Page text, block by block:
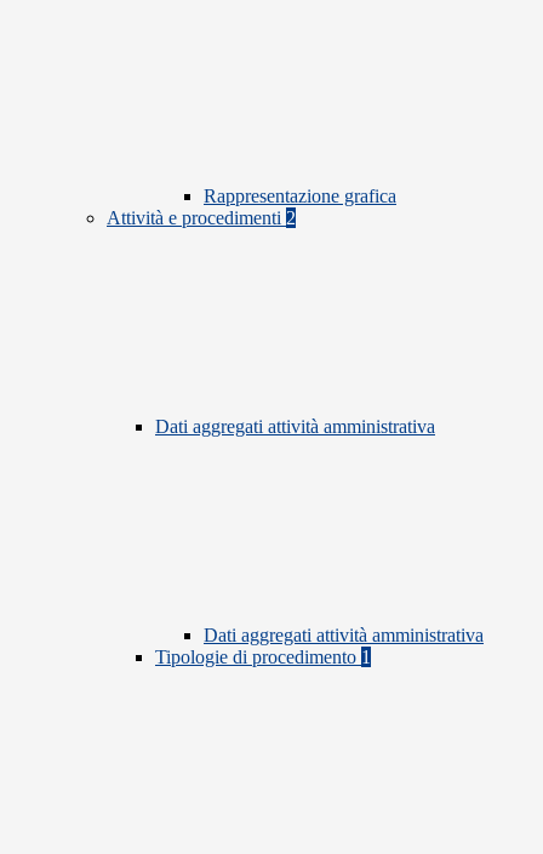
Rappresentazione grafica
Attività e procedimenti 2
Dati aggregati attività amministrativa
Dati aggregati attività amministrativa
Tipologie di procedimento 1